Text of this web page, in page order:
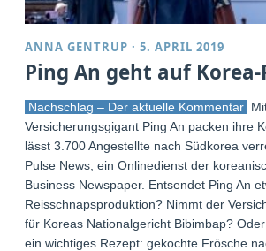
ANNA GENTRUP ·5. APRIL 2019
Ping An geht auf Korea-
Nachschlag – Der aktuelle Kommentar
Versicherungsgigant Ping An packen ihre
lässt 3.700 Angestellte nach Südkorea
Pulse News, ein Onlinedienst der
Business Newspaper. Entsendet Ping An
Reisschnapsproduktion? Nimmt der
für Koreas Nationalgericht Bibimbap?
ein wichtiges Rezept: gekochte Frösche